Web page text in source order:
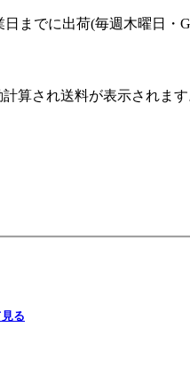
までに出荷(毎週木曜日・
算され送料が表示されます
る